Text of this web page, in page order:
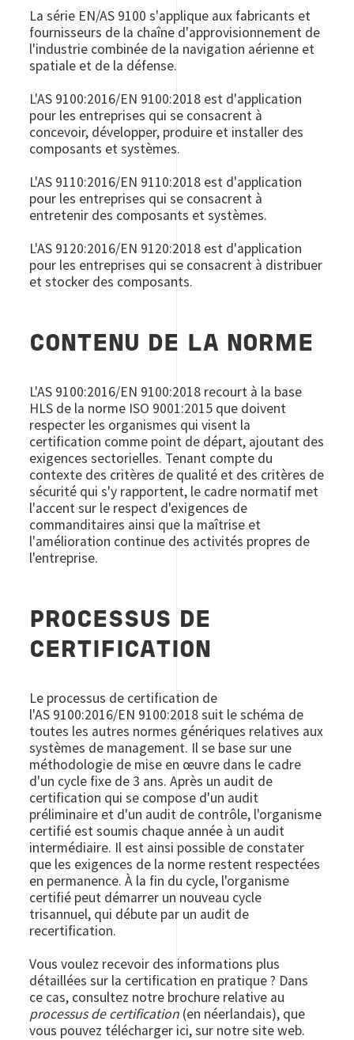
La série EN/AS 9100 s'applique aux fabricants et
fournisseurs de la chaîne d'approvisionnement de
l'industrie combinée de la navigation aérienne et
spatiale et de la défense.
L'AS 9100:2016/EN 9100:2018 est d'application
pour les entreprises qui se consacrent à
concevoir, développer, produire et installer des
composants et systèmes.
L'AS 9110:2016/EN 9110:2018 est d'application
pour les entreprises qui se consacrent à
entretenir des composants et systèmes.
L'AS 9120:2016/EN 9120:2018 est d'application
pour les entreprises qui se consacrent à distribuer
et stocker des composants.
CONTENU DE LA NORME
L'AS 9100:2016/EN 9100:2018 recourt à la base
HLS de la norme ISO 9001:2015 que doivent
respecter les organismes qui visent la
certification comme point de départ, ajoutant des
exigences sectorielles. Tenant compte du
contexte des critères de qualité et des critères de
sécurité qui s'y rapportent, le cadre normatif met
l'accent sur le respect d'exigences de
commanditaires ainsi que la maîtrise et
l'amélioration continue des activités propres de
l'entreprise.
PROCESSUS DE
CERTIFICATION
Le processus de certification de
l'AS 9100:2016/EN 9100:2018 suit le schéma de
toutes les autres normes génériques relatives aux
systèmes de management. Il se base sur une
méthodologie de mise en œuvre dans le cadre
d'un cycle fixe de 3 ans. Après un audit de
certification qui se compose d'un audit
préliminaire et d'un audit de contrôle, l'organisme
certifié est soumis chaque année à un audit
intermédiaire. Il est ainsi possible de constater
que les exigences de la norme restent respectées
en permanence. À la fin du cycle, l'organisme
certifié peut démarrer un nouveau cycle
trisannuel, qui débute par un audit de
recertification.
Vous voulez recevoir des informations plus
détaillées sur la certification en pratique ? Dans
ce cas, consultez notre brochure relative au
processus de certification (en néerlandais), que
vous pouvez télécharger ici, sur notre site web.